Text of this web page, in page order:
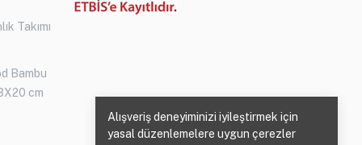
Alışveriş deneyiminizi iyileştirmek için
yasal düzenlemelere uygun çerezler
Takımı
Bambu
cm